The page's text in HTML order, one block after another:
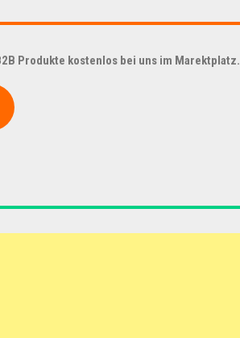
Produkte kostenlos bei uns im Marektplatz.